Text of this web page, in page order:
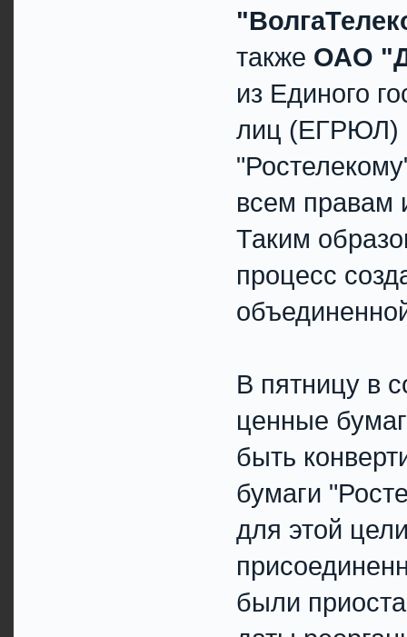
также ОАО
из Единого
лиц (ЕГРЮЛ)
всем правам
Таким
процесс
В пятницу в
ценные
быть
бумаги
для этой
были